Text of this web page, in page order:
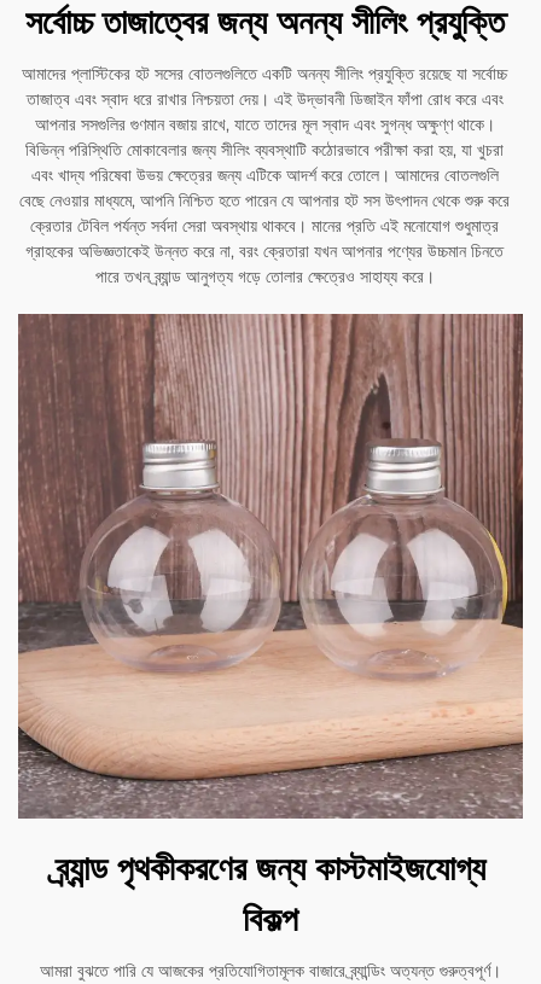
সর্বোচ্চ তাজাত্বের জন্য অনন্য সীলিং প্রযুক্তি
আমাদের প্লাস্টিকের হট সসের বোতলগুলিতে একটি অনন্য সীলিং প্রযুক্তি রয়েছে যা সর্বোচ্চ
তাজাত্ব এবং স্বাদ ধরে রাখার নিশ্চয়তা দেয়। এই উদ্ভাবনী ডিজাইন ফাঁপা রোধ করে এবং
আপনার সসগুলির গুণমান বজায় রাখে, যাতে তাদের মূল স্বাদ এবং সুগন্ধ অক্ষুণ্ণ থাকে।
বিভিন্ন পরিস্থিতি মোকাবেলার জন্য সীলিং ব্যবস্থাটি কঠোরভাবে পরীক্ষা করা হয়, যা খুচরা
এবং খাদ্য পরিষেবা উভয় ক্ষেত্রের জন্য এটিকে আদর্শ করে তোলে। আমাদের বোতলগুলি
বেছে নেওয়ার মাধ্যমে, আপনি নিশ্চিত হতে পারেন যে আপনার হট সস উৎপাদন থেকে শুরু করে
ক্রেতার টেবিল পর্যন্ত সর্বদা সেরা অবস্থায় থাকবে। মানের প্রতি এই মনোযোগ শুধুমাত্র
গ্রাহকের অভিজ্ঞতাকেই উন্নত করে না, বরং ক্রেতারা যখন আপনার পণ্যের উচ্চমান চিনতে
পারে তখন ব্র্যান্ড আনুগত্য গড়ে তোলার ক্ষেত্রেও সাহায্য করে।
ব্র্যান্ড পৃথকীকরণের জন্য কাস্টমাইজযোগ্য
বিকল্প
আমরা বুঝতে পারি যে আজকের প্রতিযোগিতামূলক বাজারে ব্র্যান্ডিং অত্যন্ত গুরুত্বপূর্ণ।